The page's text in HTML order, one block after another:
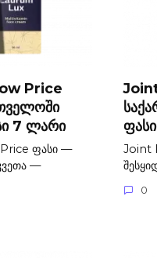
Price
7 ლარი
ფასი —
—
Joint
0